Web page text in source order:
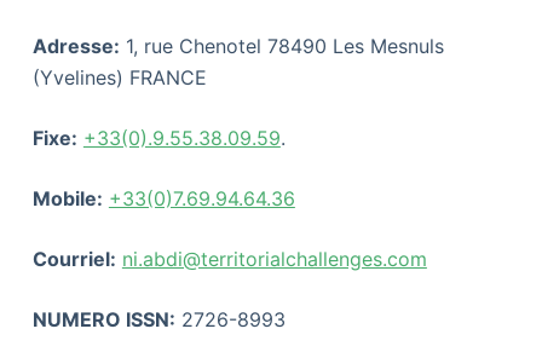
uAdresse: 1, rue Chenotel 78490 Les Mesnuls
(Yvelines) FRANCE
Fixe: +33(0).9.55.38.09.59.
Mobile: +33(0)7.69.94.64.36
Courriel: ni.abdi@territorialchallenges.com
NUMERO ISSN: 2726-8993